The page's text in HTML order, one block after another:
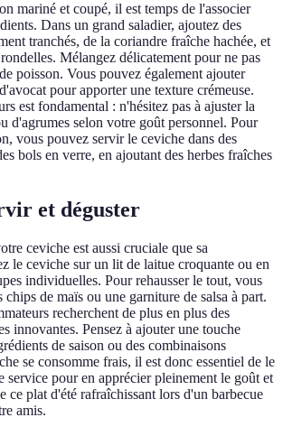
mariné et coupé, il est temps de l'associer
Dans un grand saladier, ajoutez des
tranchés, de la coriandre fraîche hachée, et
Mélangez délicatement pour ne pas
poisson. Vous pouvez également ajouter
pour apporter une texture crémeuse.
est fondamental : n'hésitez pas à ajuster la
d'agrumes selon votre goût personnel. Pour
vous pouvez servir le ceviche dans des
bols en verre, en ajoutant des herbes fraîches
et déguster
ceviche est aussi cruciale que sa
le ceviche sur un lit de laitue croquante ou en
individuelles. Pour rehausser le tout, vous
chips de maïs ou une garniture de salsa à part.
recherchent de plus en plus des
innovantes. Pensez à ajouter une touche
de saison ou des combinaisons
se consomme frais, il est donc essentiel de le
service pour en apprécier pleinement le goût et
ce plat d'été rafraîchissant lors d'un barbecue
amis.